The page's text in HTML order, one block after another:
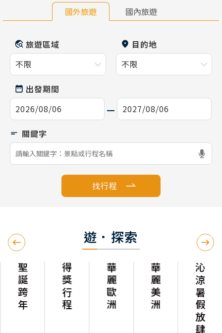
國外旅遊 國內旅遊
旅遊區域 目的地
出發期間
找行程
遊．探索
聖誕跨年 得獎行程 華麗歐洲 華麗美洲 沁涼暑假放肆玩